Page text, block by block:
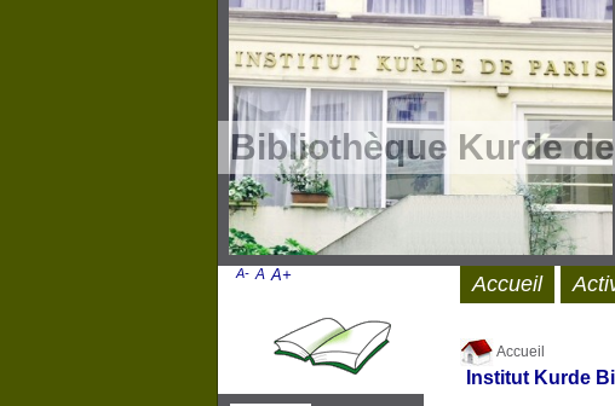
Bibliothèque Kurde
Accueil
Institut Kurde
Accueil
A- A A+